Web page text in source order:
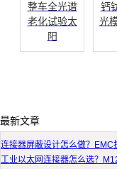
整车全光谱
老化试验太
阳
钙
光
最新文章
连接器屏蔽设计怎么做？EMC
工业以太网连接器怎么选？